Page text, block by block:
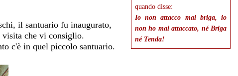
quando disse:
Io non attacco mai briga, io
non ho mai attaccato, né Briga
né Tenda!
il santuario fu inaugurato,
visita che vi consiglio.
c'è in quel piccolo santuario.